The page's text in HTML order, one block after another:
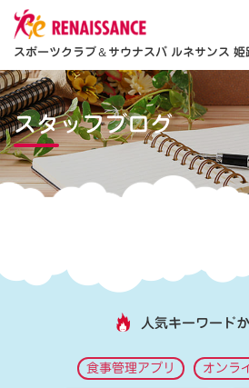
スポーツクラブ＆サウナスパ ルネサンス 姫
スタッフブログ
人気キーワード
食事管理アプリ オンラ